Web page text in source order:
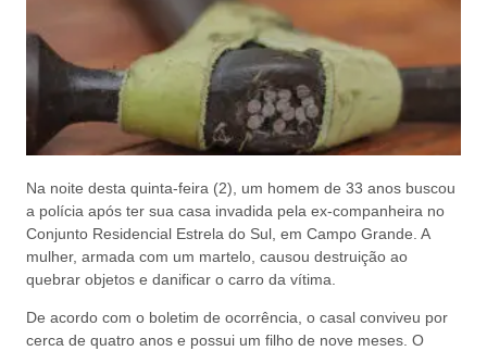
Na noite desta quinta-feira (2), um homem de 33 anos buscou
a polícia após ter sua casa invadida pela ex-companheira no
Conjunto Residencial Estrela do Sul, em Campo Grande. A
mulher, armada com um martelo, causou destruição ao
quebrar objetos e danificar o carro da vítima.
De acordo com o boletim de ocorrência, o casal conviveu por
cerca de quatro anos e possui um filho de nove meses. O